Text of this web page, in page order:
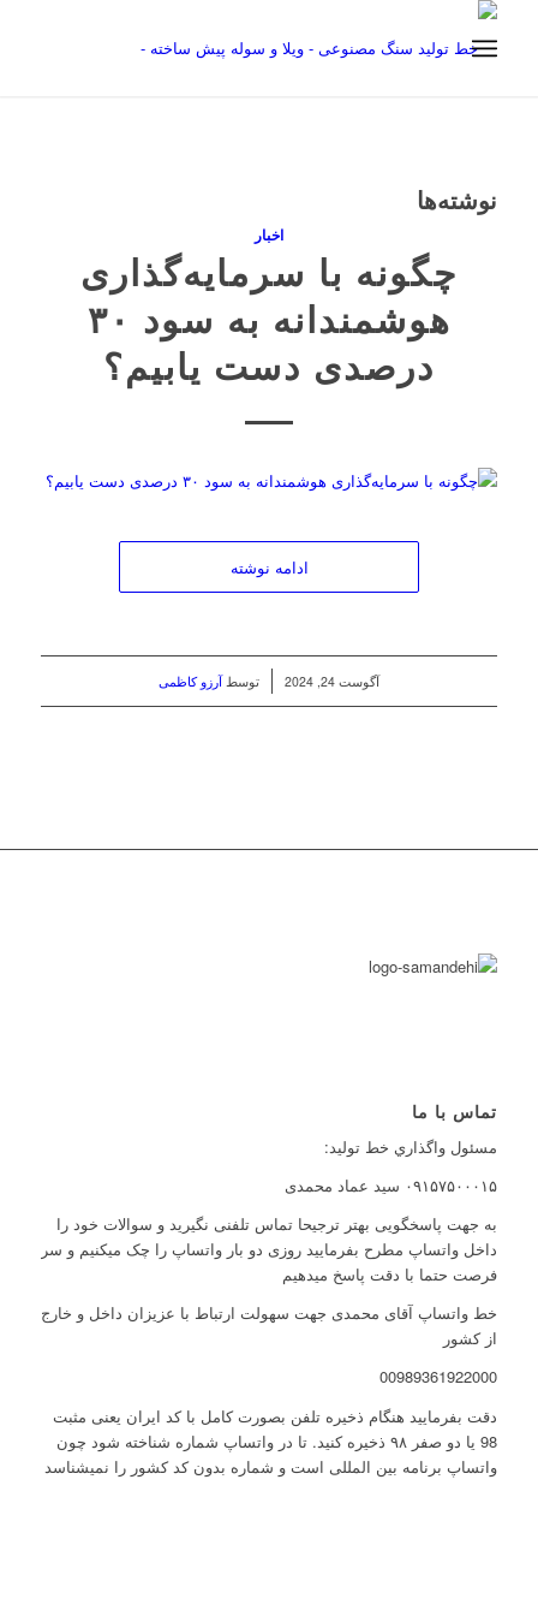
نوشته‌ها
اخبار
چگونه با سرمایه‌گذاری
هوشمندانه به سود ۳۰
درصدی دست یابیم؟
ادامه نوشته
آگوست 24, 2024
/ توسطآرزو کاظمی
تماس با ما
مسئول واگذاري خط توليد:
۰۹۱۵۷۵۰۰۰۱۵ سید عماد محمدی
به جهت پاسخگویی بهتر ترجیحا تماس تلفنی نگیرید و سوالات خود را
داخل واتساپ مطرح بفرمایید روزی دو بار واتساپ را چک میکنیم و سر
فرصت حتما با دقت پاسخ میدهیم
خط واتساپ آقای محمدی جهت سهولت ارتباط با عزیزان داخل و خارج
از کشور
00989361922000
دقت بفرمایید هنگام ذخیره تلفن بصورت کامل با کد ایران یعنی مثبت
98 یا دو صفر ۹۸ ذخیره کنید. تا در واتساپ شماره شناخته شود چون
واتساپ برنامه بین المللی است و شماره بدون کد کشور را نمیشناسد